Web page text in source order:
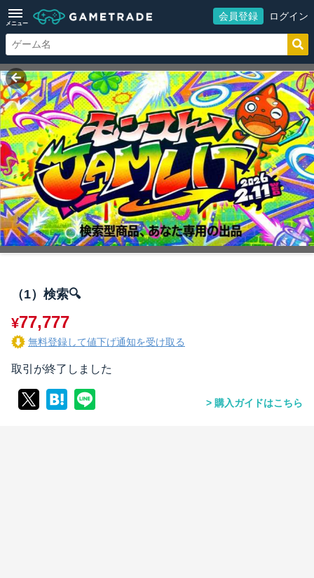
メニュー
会員登録 ログイン
（1）検索🔍
¥77,777
無料登録して値下げ通知を受け取る
取引が終了しました
購入ガイドはこちら